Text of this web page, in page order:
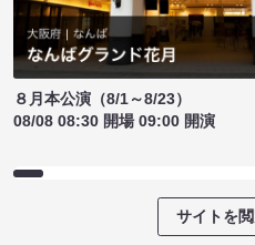
８月本公演（8/1～8/23）
08/08 08:30 開場 09:00 開演
サイトを